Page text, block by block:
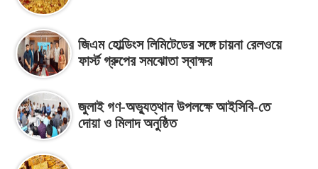
জিএম হোল্ডিংস লিমিটেডের সঙ্গে চায়না রেলওয়ে
ফার্স্ট গ্রুপের সমঝোতা স্বাক্ষর
জুলাই গণ-অভ্যুত্থান উপলক্ষে আইসিবি-তে
দোয়া ও মিলাদ অনুষ্ঠিত